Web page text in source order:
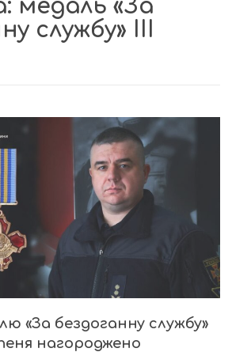
медаль «За
службу» ІІІ
«За бездоганну службу»
нагороджено